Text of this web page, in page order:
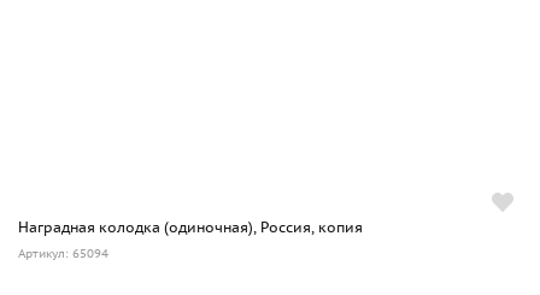
Наградная колодка (одиночная), Россия, копия
Артикул: 65094